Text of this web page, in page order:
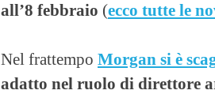
all’8 febbraio (ecco tutte le
Nel frattempo Morgan si è
adatto nel ruolo di direttore